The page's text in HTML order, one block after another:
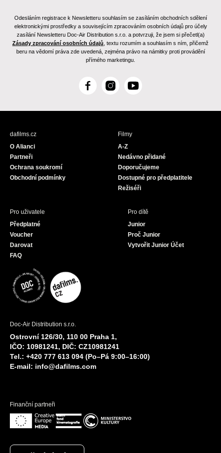
Odesláním registrace k Newsletteru souhlasím se zasíláním obchodních sdělení
elektronickými prostředky a souvisejícím zpracováním osobních údajů pro účely
zasílání Newsletteru Doc-Air Distribution s.r.o. a potvrzuji, že jsem si přečetl(a)
Zásady zpracování osobních údajů , textu rozumím a souhlasím s ním, přičemž
beru na vědomí práva zde uvedená, zejména právo na námitky proti provádění
přímého marketingu.
F
c
I
s
Y
u
dafilms.cz
O Alianci
Partneři
Ochrana soukromí
Obchodní podmínky
Filmy
A-Z
Nedávno přidané
Doporučujeme
Dostupné pro předplatitele
Režiséři
Pro uživatele
Předplatné
Voucher
Darovat
FAQ
Pro dítě
Junior
Proč Junior
Vytvořit Junior Účet
Doc-Air Distribution s.r.o.
Ostrovní 126/30, 110 00 Praha 1,
IČO: 10981241, DIČ: CZ10981241
Tel.: +420 777 613 094 (Po–Pá 9:00–16:00)
E-mail: info@dafilms.com
Finanční partneři